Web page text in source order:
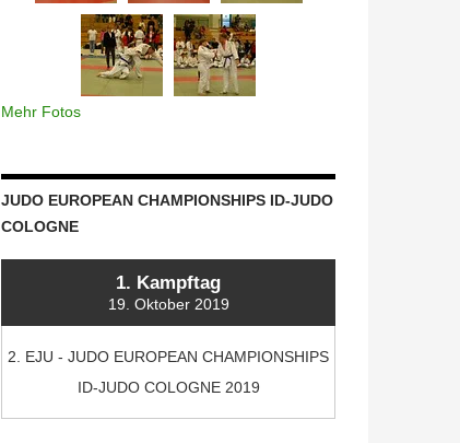
Mehr Fotos
JUDO EUROPEAN CHAMPIONSHIPS ID-JUDO
COLOGNE
1. Kampftag
19. Oktober 2019
2. EJU - JUDO EUROPEAN CHAMPIONSHIPS
ID-JUDO COLOGNE 2019